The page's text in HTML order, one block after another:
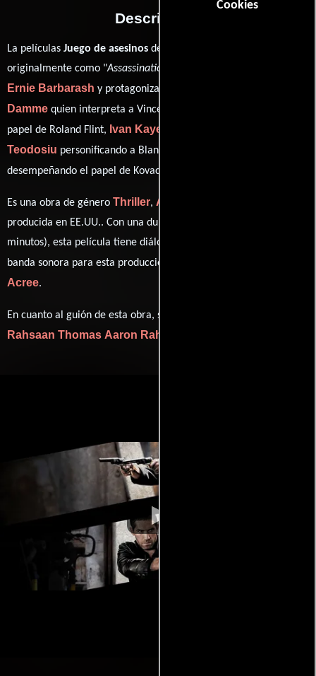
Cookies
Descripción
La películas Juego de asesinos del año 2011, conocida
originalmente como "Assassination Games
Ernie Barbarash y protagonizada por
Damme quien interpreta a Vincent Brazil,
papel de Roland Flint, Ivan Kaye
Teodosiu personificando a Blanchard y
desempeñando el papel de Kovacs (
Es una obra de género Thriller, Acción
producida en EE.UU.. Con una duración de 01 hr 41 min (101
minutos), esta película tiene diálogos originales en
banda sonora para esta producción ha sido compuesta por
Acree.
En cuanto al guión de esta obra, se encuentra a cargo de
Rahsaan Thomas Aaron Rahsaan Thomas